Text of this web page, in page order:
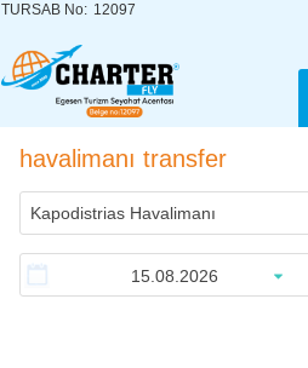
TURSAB No: 12097
havalimanı transfer